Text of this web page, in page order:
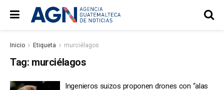
Inicio Etiqueta murciélagos
Tag: murciélagos
Ingenieros suizos proponen drones con “alas